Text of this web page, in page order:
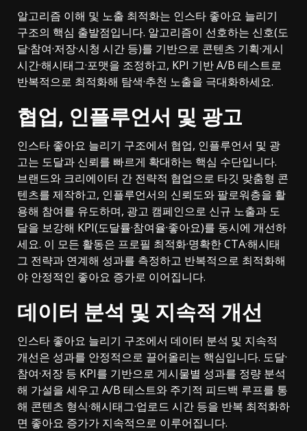
알고리즘 이해 및 노출 최적화는 인스타 좋아요 늘리기
구조의 핵심 출발점입니다. 알고리즘이 선호하는 신호(도
달·참여·저장·시청 시간 등)를 기반으로 콘텐츠 기획·게시
시간·해시태그·포맷을 조정하고, KPI 기반 A/B 테스트로
반복적으로 최적화해 탐색·추천 노출을 극대화하세요.
협업, 인플루언서 및 광고
인스타 좋아요 늘리기 구조에서 협업, 인플루언서 및 광
고는 도달과 신뢰를 빠르게 확대하는 핵심 수단입니다.
브랜드와 크리에이터 간 전략적 협업으로 타깃 맞춤형 콘
텐츠를 제작하고, 인플루언서의 신뢰도와 팔로워층을 활
용해 참여를 유도하며, 광고 캠페인으로 신규 노출과 도
달을 보강해 KPI(도달률·참여율·좋아요)를 동시에 개선하
세요. 이 모든 활동은 프로필 최적화·명확한 CTA·해시태
그 전략과 연계해 성과를 측정하고 반복적으로 최적화해
야 안정적인 좋아요 증가로 이어집니다.
데이터 분석 및 지속적 개선
인스타 좋아요 늘리기 구조에서 데이터 분석 및 지속적
개선은 성과를 안정적으로 끌어올리는 핵심입니다. 도달·
참여·저장 등 KPI를 기반으로 게시물별 성과를 정량 분석
해 가설을 세우고 A/B 테스트와 주기적 피드백 루프를 통
해 콘텐츠 형식·해시태그·업로드 시간 등을 반복 최적화하
면 좋아요 증가가 지속적으로 이루어집니다.